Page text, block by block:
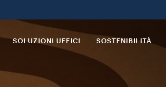
SOLUZIONI UFFICI SOSTENIBILITÀ